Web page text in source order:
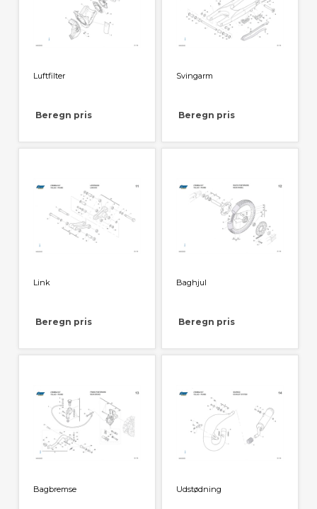
Luftfilter
Beregn pris
Svingarm
Beregn pris
Link
Beregn pris
Baghjul
Beregn pris
Bagbremse Udstødning